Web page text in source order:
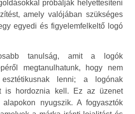
próbálják helyettesíteni
amely valójában szükséges
egyedi és figyelemfelkeltő logó
tanulság, amit a logók
megtanulhatunk, hogy nem
lenni; a logónak
is hordoznia kell. Ez az üzenet
nyugszik. A fogyasztók